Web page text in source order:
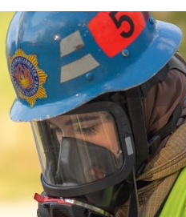
p
l
a
t
s